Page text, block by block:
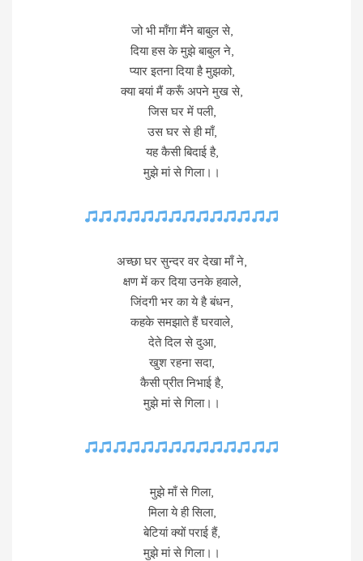
जो भी माँगा मैंने बाबुल से,
दिया हस के मुझे बाबुल ने,
प्यार इतना दिया है मुझको,
क्या बयां मैं करूँ अपने मुख से,
जिस घर में पली,
उस घर से ही माँ,
यह कैसी बिदाई है,
मुझे मां से गिला।।
अच्छा घर सुन्दर वर देखा माँ ने,
क्षण में कर दिया उनके हवाले,
जिंदगी भर का ये है बंधन,
कहके समझाते हैं घरवाले,
देते दिल से दुआ,
खुश रहना सदा,
कैसी प्रीत निभाई है,
मुझे मां से गिला।।
मुझे माँ से गिला,
मिला ये ही सिला,
बेटियां क्यों पराई हैं,
मुझे मां से गिला।।